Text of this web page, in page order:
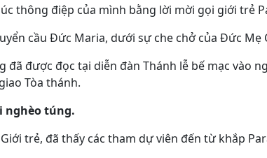
thông điệp của mình bằng lời mời gọi giới trẻ
cầu Đức Maria, dưới sự che chở của Đức Mẹ
đã được đọc tại diễn đàn Thánh lễ bế mạc vào
Tòa thánh.
nghèo túng.
trẻ, đã thấy các tham dự viên đến từ khắp